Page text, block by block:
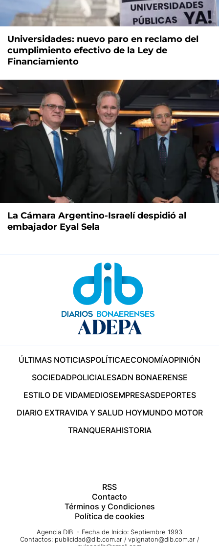
Universidades: nuevo paro en reclamo del
cumplimiento efectivo de la Ley de
Financiamiento
La Cámara Argentino-Israelí despidió al
embajador Eyal Sela
ÚLTIMAS NOTICIASPOLÍTICAECONOMÍAOPINIÓN
SOCIEDADPOLICIALESADN BONAERENSE
ESTILO DE VIDAMEDIOSEMPRESASDEPORTES
DIARIO EXTRAVIDA Y SALUD HOYMUNDO MOTOR
TRANQUERAHISTORIA
RSS
Contacto
Términos y Condiciones
Política de cookies
Agencia DIB - Fecha de Inicio: Septiembre 1993
Contactos: publicidad@dib.com.ar / vpignaton@dib.com.ar /